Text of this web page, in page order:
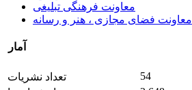
معاونت فرهنگی تبلیغی
معاونت فضای مجازی ، هنر و رسانه
آمار
تعداد نشریات
54